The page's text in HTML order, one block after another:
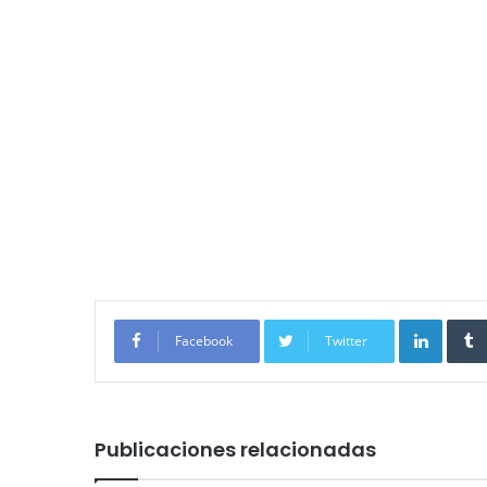
Facebook Twitter
Publicaciones relacionadas